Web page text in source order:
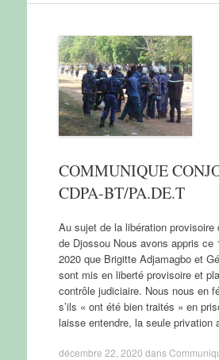
COMMUNIQUE
CDPA-BT/PA.DE.T
Au sujet de la libération provisoire
de Djossou Nous avons appris ce
2020 que Brigitte Adjamagbo et
sont mis en liberté provisoire et
contrôle judiciaire. Nous nous en
s’ils « ont été bien traités » en
laisse entendre, la seule privation
décembre 22, 2020 dans